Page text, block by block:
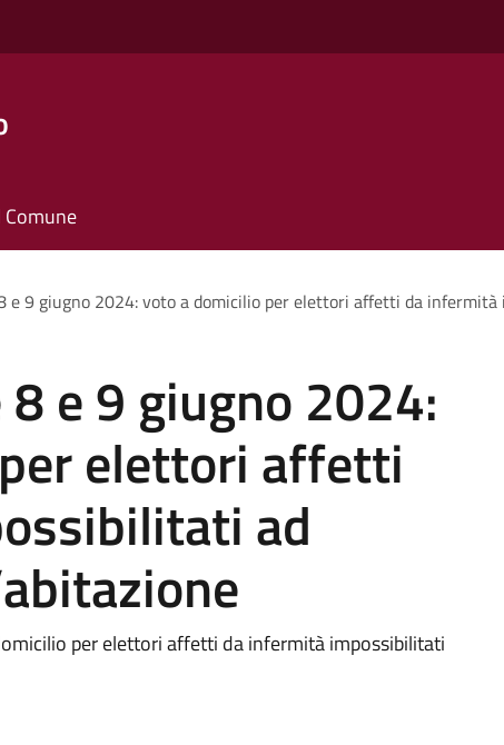
e 9 giugno 2024: voto a domicilio per elettori affetti da
e 9 giugno 2024:
elettori affetti
ad
per elettori affetti da infermità impossibilitati